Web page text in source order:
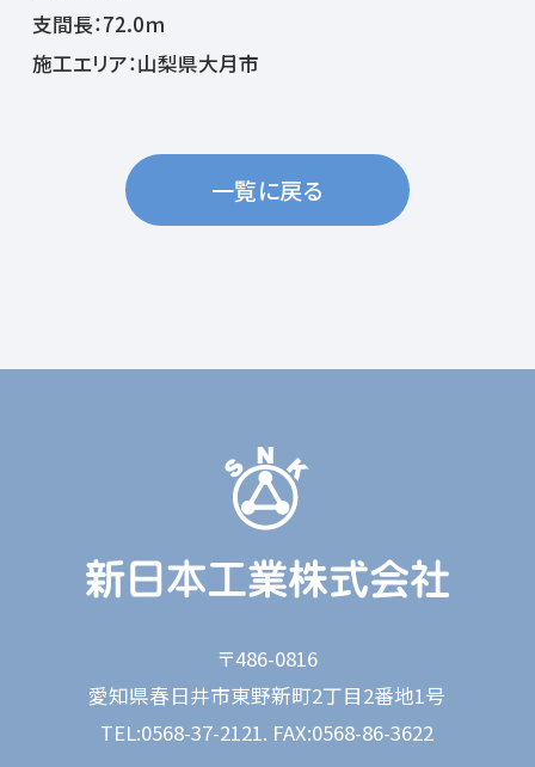
支間長：72.0ｍ
施工エリア：山梨県大月市
一覧に戻る
〒486-0816
愛知県春日井市東野新町2丁目2番地1号
TEL:0568-37-2121. FAX:0568-86-3622